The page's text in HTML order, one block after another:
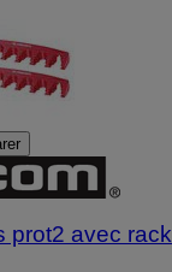
prot2 avec rack